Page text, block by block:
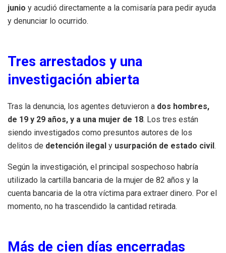
junio y acudió directamente a la comisaría para pedir ayuda
y denunciar lo ocurrido.
Tres arrestados y una
investigación abierta
Tras la denuncia, los agentes detuvieron a dos hombres,
de 19 y 29 años, y a una mujer de 18. Los tres están
siendo investigados como presuntos autores de los
delitos de detención ilegal y usurpación de estado civil.
Según la investigación, el principal sospechoso habría
utilizado la cartilla bancaria de la mujer de 82 años y la
cuenta bancaria de la otra víctima para extraer dinero. Por el
momento, no ha trascendido la cantidad retirada.
Más de cien días encerradas